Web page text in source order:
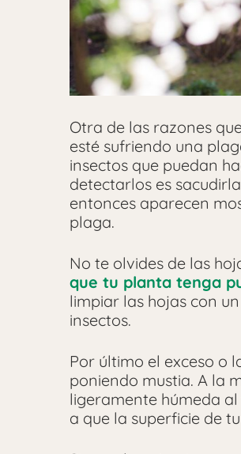
Otra de las razones
esté sufriendo una
insectos que puedan
detectarlos es
entonces aparecen
plaga.
No te olvides de las
que tu planta tenga
limpiar las hojas con
insectos.
Por último el exceso o
poniendo mustia. A la
ligeramente húmeda
a que la superficie de